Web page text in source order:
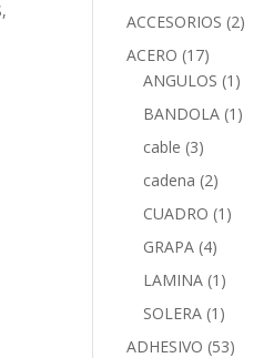
ACCESORIOS (2)
ACERO (17)
ANGULOS (1)
BANDOLA (1)
cable (3)
cadena (2)
CUADRO (1)
GRAPA (4)
LAMINA (1)
SOLERA (1)
ADHESIVO (53)